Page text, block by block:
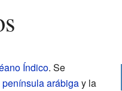
Índico. Se
península arábigay la